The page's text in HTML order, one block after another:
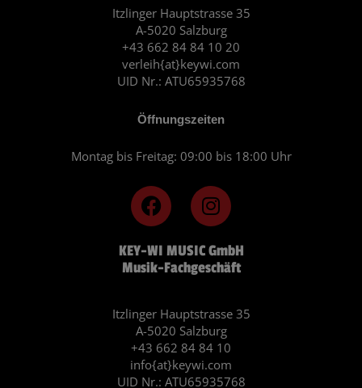
KEY-WI MUSIC GmbH
Musik-Fachgeschäft
Itzlinger Hauptstrasse 35
A-5020 Salzburg
+43 662 84 84 10
info{at}keywi.com
UID Nr.: ATU65935768
F
a
c
e
b
o
k
I
n
s
t
a
r
a
m
Itzlinger Hauptstrasse 35
A-5020 Salzburg
+43 662 84 84 10 20
verleih{at}keywi.com
UID Nr.: ATU65935768
Öffnungszeiten
Montag bis Freitag: 09:00 bis 18:00 Uhr